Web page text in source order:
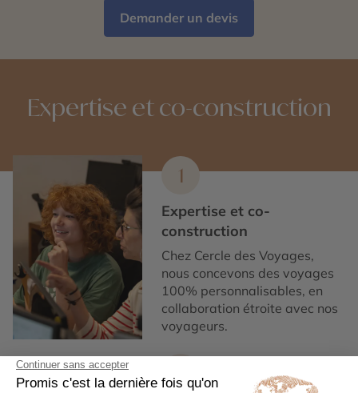
Demander un devis
Expertise et co-construction
1
Expertise et co-
construction
Chez Cercle des Voyages,
nous concevons des voyages
100% personnalisables, en
collaboration étroite avec nos
voyageurs.